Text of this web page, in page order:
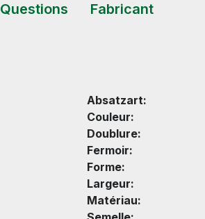
Questions Fabricant
Absatzart:
Couleur:
Doublure:
Fermoir:
Forme:
Largeur:
Matériau: